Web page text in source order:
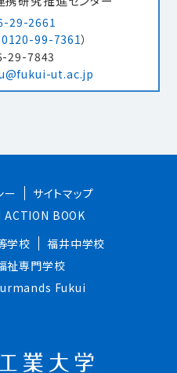
29-2661
0120-99-7361）
29-7843
ut.ac.jp
ー
サイトマップ
ACTION BOOK
学校
福井中学校
祉専門学校
Fukui